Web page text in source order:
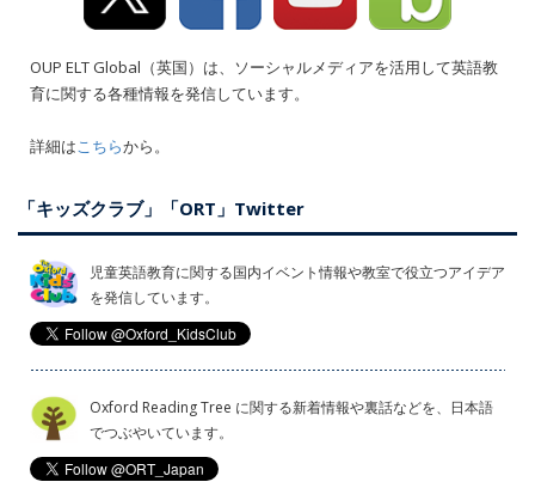
OUP ELT Global（英国）は、ソーシャルメディアを活用して英語教
育に関する各種情報を発信しています。
詳細はこちらから。
「キッズクラブ」「ORT」Twitter
児童英語教育に関する国内イベント情報や教室で役立つアイデア
を発信しています。
Oxford Reading Tree に関する新着情報や裏話などを、日本語
でつぶやいています。